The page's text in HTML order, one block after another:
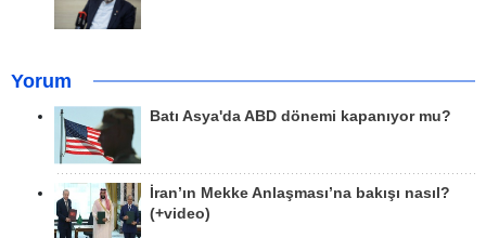
Yorum
Batı Asya'da ABD dönemi kapanıyor mu?
İran’ın Mekke Anlaşması’na bakışı nasıl?
(+video)